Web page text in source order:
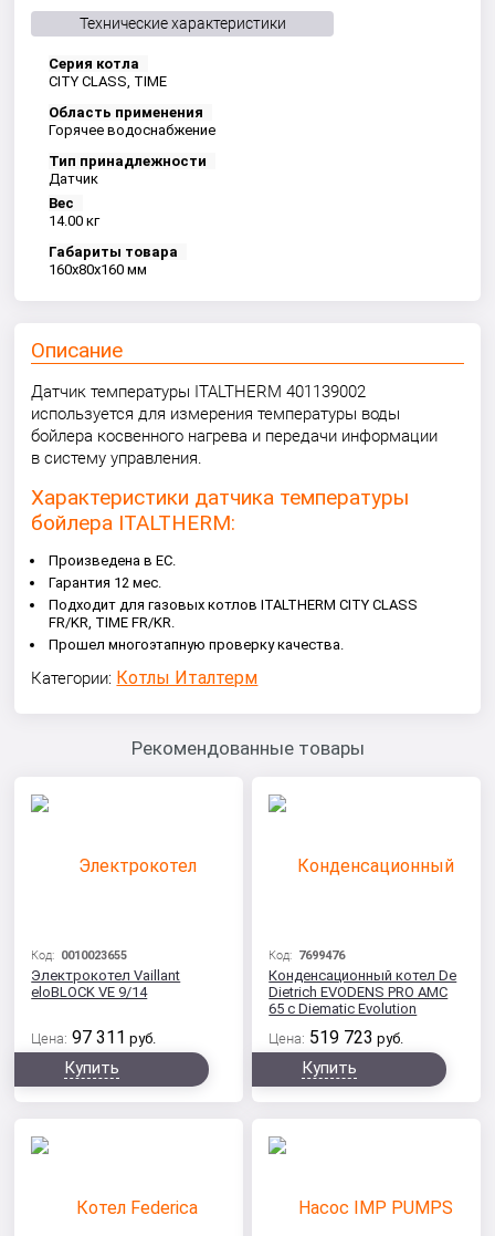
Технические характеристики
Серия котла
CITY CLASS, TIME
Область применения
Горячее водоснабжение
Тип принадлежности
Датчик
Вес
14.00 кг
Габариты товара
160x80x160 мм
Описание
Датчик температуры ITALTHERM 401139002
используется для измерения температуры воды
бойлера косвенного нагрева и передачи информации
в систему управления.
Характеристики датчика температуры
бойлера ITALTHERM:
Произведена в ЕС.
Гарантия 12 мес.
Подходит для газовых котлов ITALTHERM CITY CLASS
FR/KR, TIME FR/KR.
Прошел многоэтапную проверку качества.
Категории: Котлы Италтерм
Рекомендованные товары
Код: 0010023655
Электрокотел Vaillant
eloBLOCK VE 9/14
Цена: 97 311 руб.
Купить
Код: 7699476
Конденсационный котел De
Dietrich EVODENS PRO AMC
65 c Diematic Evolution
Цена: 519 723 руб.
Купить